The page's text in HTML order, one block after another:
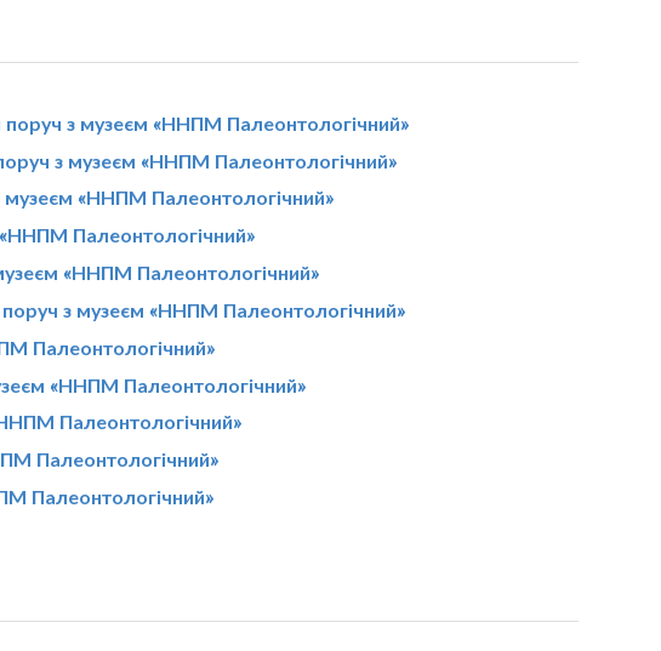
з музеєм «ННПМ Палеонтологічний»
з музеєм «ННПМ Палеонтологічний»
музеєм «ННПМ Палеонтологічний»
Палеонтологічний»
«ННПМ Палеонтологічний»
поруч з музеєм «ННПМ Палеонтологічний»
Палеонтологічний»
«ННПМ Палеонтологічний»
Палеонтологічний»
Палеонтологічний»
Палеонтологічний»